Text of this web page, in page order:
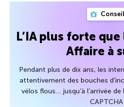
L’IA plus forte que
Affaire à
Pendant plus de dix ans, les
attentivement des bouches
vélos flous… jusqu’à l’arrivée de
CAPTCHA